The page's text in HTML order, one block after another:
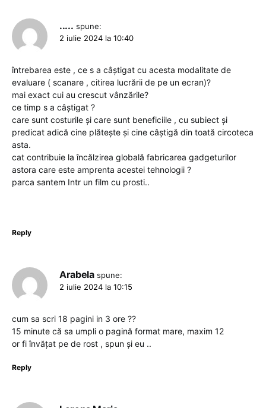
..... spune:
2 iulie 2024 la 10:40
întrebarea este , ce s a câștigat cu acesta modalitate de
evaluare ( scanare , citirea lucrării de pe un ecran)?
mai exact cui au crescut vânzările?
ce timp s a câștigat ?
care sunt costurile și care sunt beneficiile , cu subiect și
predicat adică cine plătește și cine câștigă din toată circoteca
asta.
cat contribuie la încălzirea globală fabricarea gadgeturilor
astora care este amprenta acestei tehnologii ?
parca santem Intr un film cu prosti..
Reply
Arabela spune:
2 iulie 2024 la 10:15
cum sa scri 18 pagini in 3 ore ??
15 minute că sa umpli o pagină format mare, maxim 12
or fi învățat pe de rost , spun și eu ..
Reply